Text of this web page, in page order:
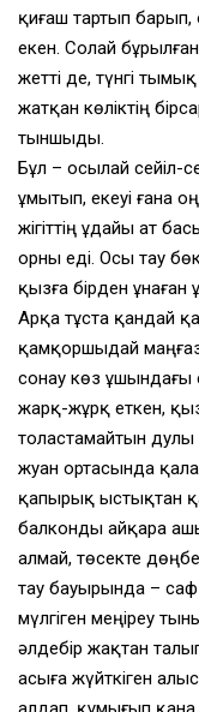
қиғаш тартып
екен. Солай
жетті де, түнгі
жатқан көліктің
тыншыды.
Бұл – осылай сейіл-
ұмытып, екеуі ғана
жігіттің ұдайы ат
орны еді. Осы тау
қызға бірден
Арқа тұста қандай
қамқоршыдай
сонау көз
жарқ-жұрқ еткен,
толастамайтын дулы
жуан ортасында
қапырық ыстықтан
балконды айқара
алмай, төсекте
тау бауырында –
мүлгіген меңіреу
әлдебір жақтан
асыға жүйткіген